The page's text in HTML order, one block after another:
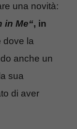
una novità:
in Me“, in
dove la
anche un
sua
di aver